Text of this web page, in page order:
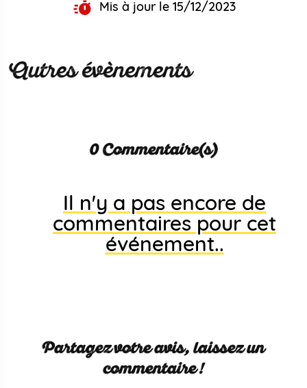
Mis à jour le 15/12/2023
Autres évènements
0 Commentaire(s)
Il n'y a pas encore de
commentaires pour cet
événement..
Partagez votre avis, laissez un
commentaire !